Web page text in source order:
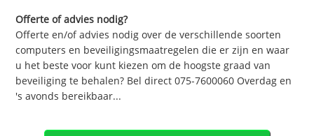
Offerte of advies nodig?
Offerte en/of advies nodig over de verschillende soorten
computers en beveiligingsmaatregelen die er zijn en waar
u het beste voor kunt kiezen om de hoogste graad van
beveiliging te behalen? Bel direct 075-7600060 Overdag en
's avonds bereikbaar...